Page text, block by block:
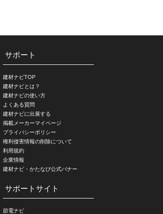
サポート
建材ナビTOP
建材ナビとは？
建材ナビの使い方
よくある質問
建材ナビに出展する
掲載メーカーマイページ
プライバシーポリシー
権利侵害情報の削除について
利用規約
企業情報
建材ナビ・かたなび公式バナー
サポートサイト
節電ナビ